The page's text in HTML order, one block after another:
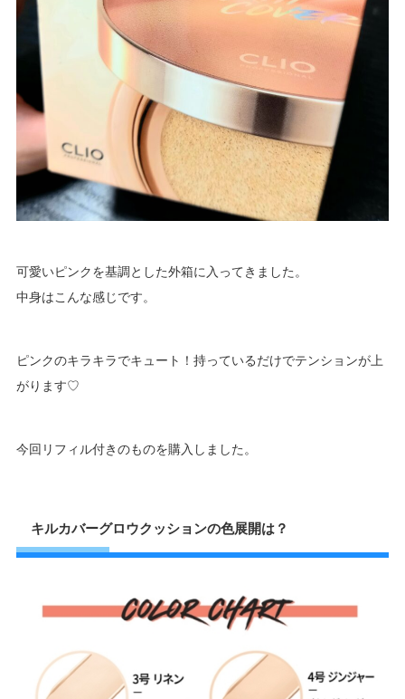
可愛いピンクを基調とした外箱に入ってきました。
中身はこんな感じです。
ピンクのキラキラでキュート！持っているだけでテンションが上
がります♡
今回リフィル付きのものを購入しました。
キルカバーグロウクッションの色展開は？